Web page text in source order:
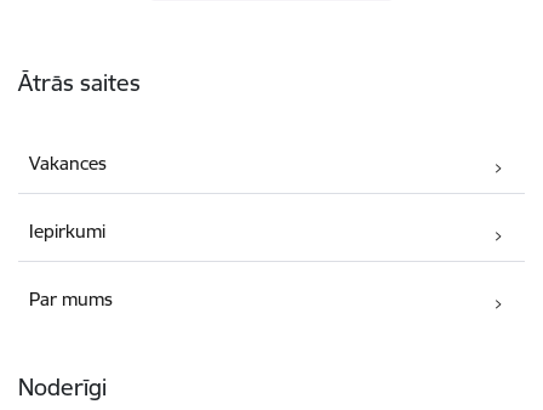
Ātrās saites
Vakances
Iepirkumi
Par mums
Noderīgi